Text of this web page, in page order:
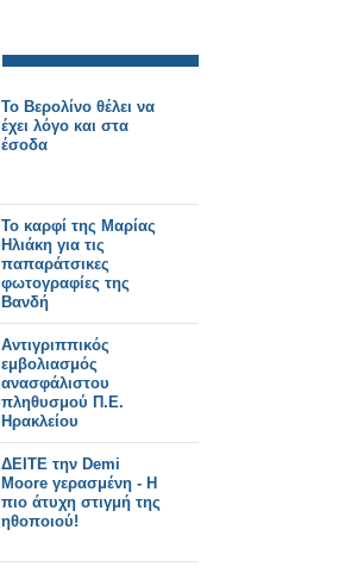
Το Βερολίνο θέλει να
έχει λόγο και στα
έσοδα
To καρφί της Μαρίας
Ηλιάκη για τις
παπαράτσικες
φωτογραφίες της
Βανδή
Αντιγριππικός
εμβολιασμός
ανασφάλιστου
πληθυσμού Π.Ε.
Ηρακλείου
ΔΕΙΤΕ την Demi
Moore γερασμένη - Η
πιο άτυχη στιγμή της
ηθοποιού!